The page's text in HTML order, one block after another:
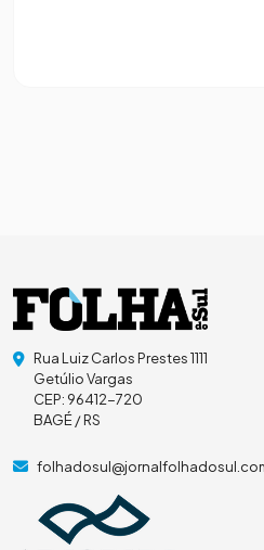
Rua Luiz Carlos Prestes 1111
Getúlio Vargas
CEP: 96412-720
BAGÉ / RS